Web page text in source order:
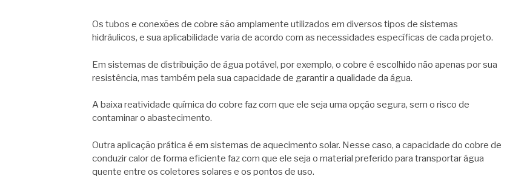
Os tubos e conexões de cobre são amplamente utilizados em diversos tipos de sistemas
hidráulicos, e sua aplicabilidade varia de acordo com as necessidades específicas de cada projeto.
Em sistemas de distribuição de água potável, por exemplo, o cobre é escolhido não apenas por sua
resistência, mas também pela sua capacidade de garantir a qualidade da água.
A baixa reatividade química do cobre faz com que ele seja uma opção segura, sem o risco de
contaminar o abastecimento.
Outra aplicação prática é em sistemas de aquecimento solar. Nesse caso, a capacidade do cobre de
conduzir calor de forma eficiente faz com que ele seja o material preferido para transportar água
quente entre os coletores solares e os pontos de uso.